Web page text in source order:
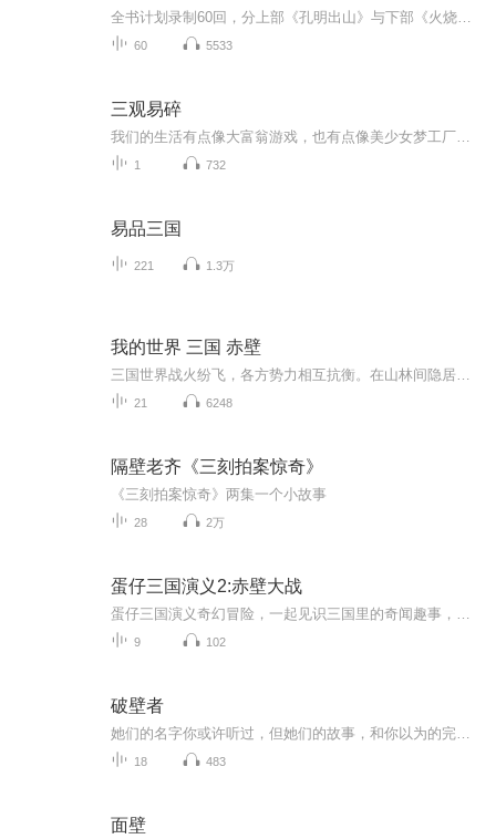
60 5533
三观易碎
1 732
易品三国
221 1.3万
我的世界 三国 赤壁
21 6248
隔壁老齐《三刻拍案惊奇》
《三刻拍案惊奇》两集一个小故事
28 2万
蛋仔三国演义2:赤壁大战
9 102
破壁者
18 483
面壁